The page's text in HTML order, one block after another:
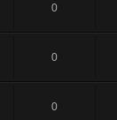
0
0
0